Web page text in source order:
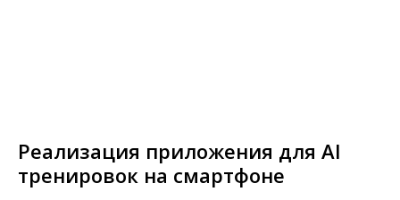
Реализация приложения для AI
тренировок на смартфоне